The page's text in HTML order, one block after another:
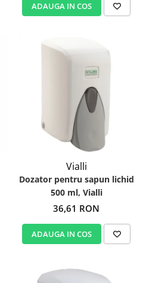
ADAUGA IN COS
Vialli
Dozator pentru sapun lichid
500 ml, Vialli
36,61 RON
ADAUGA IN COS